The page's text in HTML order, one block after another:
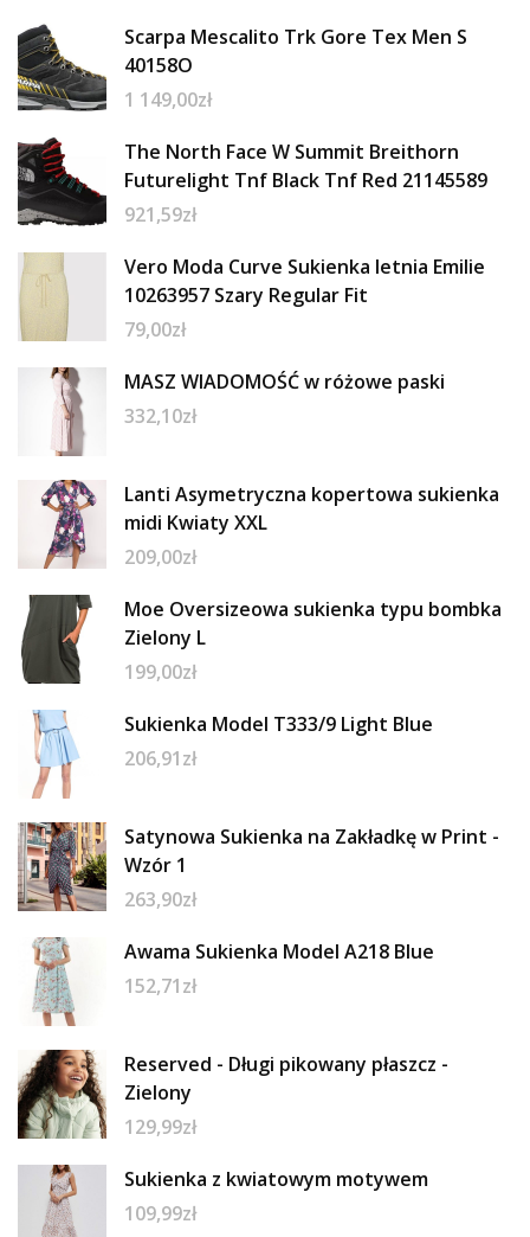
Scarpa Mescalito Trk Gore Tex Men S
40158O
1 149,00zł
The North Face W Summit Breithorn
Futurelight Tnf Black Tnf Red 21145589
921,59zł
Vero Moda Curve Sukienka letnia Emilie
10263957 Szary Regular Fit
79,00zł
MASZ WIADOMOŚĆ w różowe paski
332,10zł
Lanti Asymetryczna kopertowa sukienka
midi Kwiaty XXL
209,00zł
Moe Oversizeowa sukienka typu bombka
Zielony L
199,00zł
Sukienka Model T333/9 Light Blue
206,91zł
Satynowa Sukienka na Zakładkę w Print -
Wzór 1
263,90zł
Awama Sukienka Model A218 Blue
152,71zł
Reserved - Długi pikowany płaszcz -
Zielony
129,99zł
Sukienka z kwiatowym motywem
109,99zł